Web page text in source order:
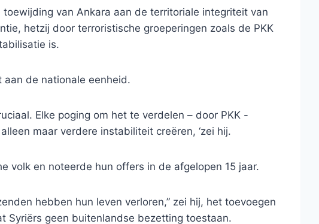
van Ankara aan de territoriale integriteit van
hetzij door terroristische groeperingen zoals de PKK
is.
de nationale eenheid.
Elke poging om het te verdelen – door PKK -
maar verdere instabiliteit creëren, ‘zei hij.
volk en noteerde hun offers in de afgelopen 15 jaar.
hebben hun leven verloren,” zei hij, het toevoegen
Syriërs geen buitenlandse bezetting toestaan.